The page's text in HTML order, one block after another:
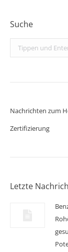
Suche
Search:
Nachrichten zum
Zertifizierung
Letzte